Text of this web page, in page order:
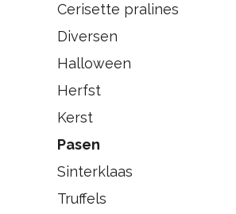
Cerisette pralines
Diversen
Halloween
Herfst
Kerst
Pasen
Sinterklaas
Truffels